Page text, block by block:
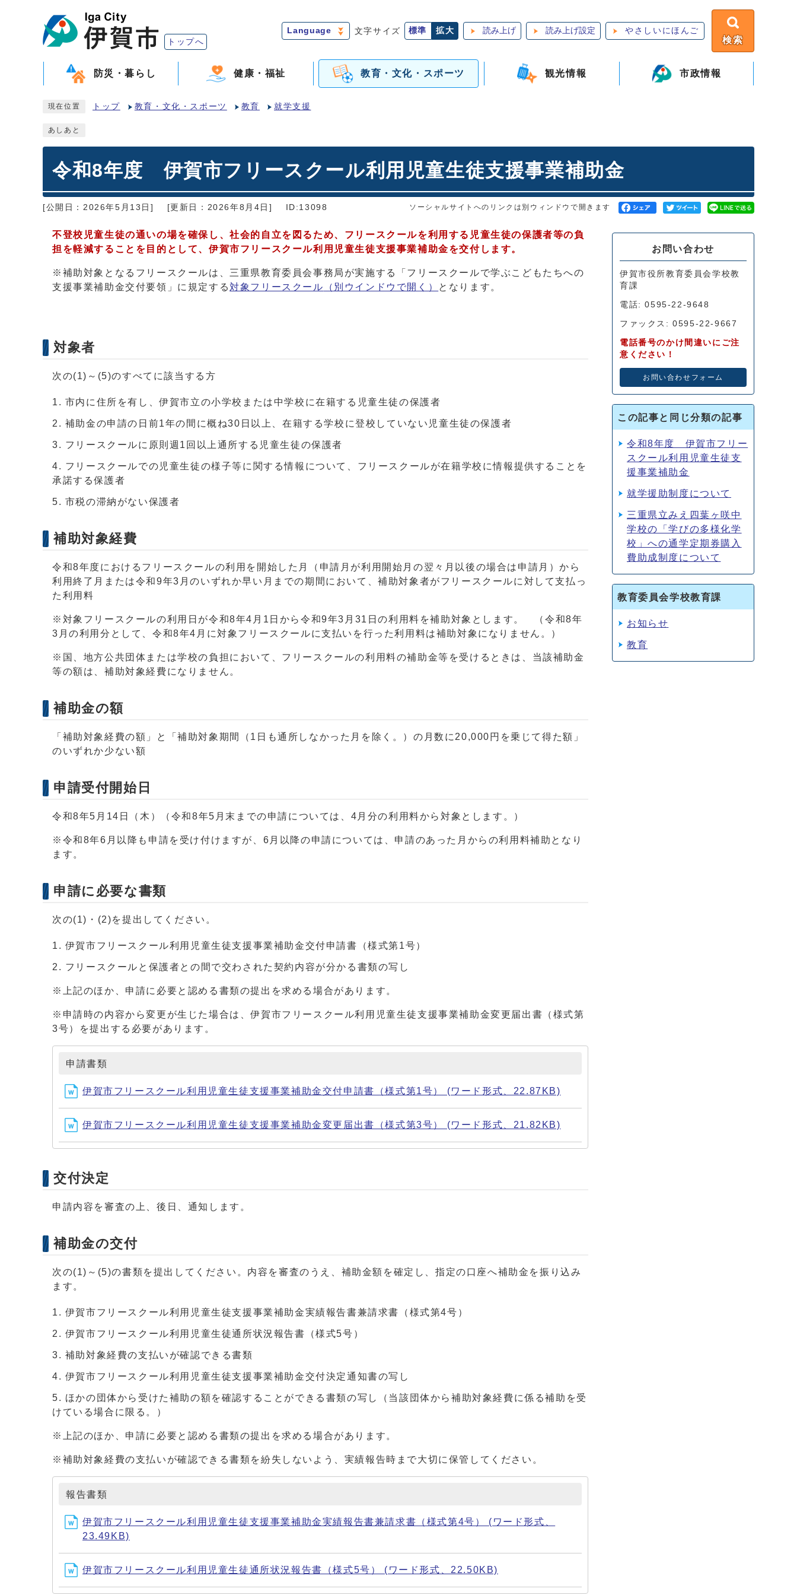
トップへ
Language 文字サイズ 標準 拡大 読み上げ 読み上げ設定 やさしいにほんご
検索
防災・暮らし 健康・福祉 教育・文化・スポーツ 観光情報 市政情報
現在位置 トップ 教育・文化・スポーツ 教育 就学支援
あしあと
令和8年度 伊賀市フリースクール利用児童生徒支援事業補助金
[公開日：2026年5月13日] [更新日：2026年8月4日] ID:13098 ソーシャルサイトへのリンクは別ウィンドウで開きます
不登校児童生徒の通いの場を確保し、社会的自立を図るため、 フリースクールを利用する児童生徒の保護者等の負
担を軽減することを目的として、伊賀市フリースクール利用児童生徒支援事業補助金を交付します。
※補助対象となるフリースクールは、三重県教育委員会事務局が実施する「フリースクールで学ぶこどもたちへの
支援事業補助金交付要領」に規定する 対象フリースクール （別ウインドウで開く） となります。
対象者
次の(1)～(5)のすべてに該当する方
市内に住所を有し、伊賀市立の小学校または中学校に在籍する児童生徒の保護者
補助金の申請の日前1年の間に概ね30日以上、在籍する学校に登校していない児童生徒の保護者
フリースクールに原則週1回以上通所する児童生徒の保護者
フリースクールでの児童生徒の様子等に関する情報について、フリースクールが在籍学校に情報提供することを
承諾する保護者
市税の滞納がない保護者
補助対象経費
令和8年度におけるフリースクールの利用を開始した月（申請月が利用開始月の翌々月以後の場合は申請月）から
利用終了月または令和9年3月のいずれか早い月までの期間において、補助対象者がフリースクールに対して支払っ
た利用料
※対象フリースクールの利用日が令和8年4月1日から令和9年3月31日の利用料を補助対象とします。 （令和8年
3月の利用分として、令和8年4月に対象フリースクールに支払いを行った利用料は補助対象になりません。）
※国、地方公共団体または学校の負担において、フリースクールの利用料の補助金等を受けるときは、当該補助金
等の額は、補助対象経費になりません。
補助金の額
「補助対象経費の額」と「補助対象期間（1日も通所しなかった月を除く。）の月数に20,000円を乗じて得た額」
のいずれか少ない額
申請受付開始日
令和8年5月14日（木）（令和8年5月末までの申請については、4月分の利用料から対象とします。）
※令和8年6月以降も申請を受け付けますが、6月以降の申請については、申請のあった月からの利用料補助となり
ます。
申請に必要な書類
次の(1)・(2)を提出してください。
伊賀市フリースクール利用児童生徒支援事業補助金交付申請書（様式第1号）
フリースクールと保護者との間で交わされた契約内容が分かる書類の写し
※上記のほか、申請に必要と認める書類の提出を求める場合があります。
※申請時の内容から変更が生じた場合は、伊賀市フリースクール利用児童生徒支援事業補助金変更届出書（様式第
3号）を提出する必要があります。
申請書類
伊賀市フリースクール利用児童生徒支援事業補助金交付申請書（様式第1号） (ワード形式、22.87KB)
伊賀市フリースクール利用児童生徒支援事業補助金変更届出書（様式第3号） (ワード形式、21.82KB)
交付決定
申請内容を審査の上、後日、通知します。
補助金の交付
次の(1)～(5)の書類を提出してください。内容を審査のうえ、補助金額を確定し、指定の口座へ補助金を振り込み
ます。
伊賀市フリースクール利用児童生徒支援事業補助金実績報告書兼請求書（様式第4号）
伊賀市フリースクール利用児童生徒通所状況報告書（様式5号）
補助対象経費の支払いが確認できる書類
伊賀市フリースクール利用児童生徒支援事業補助金交付決定通知書の写し
ほかの団体から受けた補助の額を確認することができる書類の写し（当該団体から補助対象経費に係る補助を受
けている場合に限る。）
※上記のほか、申請に必要と認める書類の提出を求める場合があります。
※補助対象経費の支払いが確認できる書類を紛失しないよう、実績報告時まで大切に保管してください。
報告書類
伊賀市フリースクール利用児童生徒支援事業補助金実績報告書兼請求書（様式第4号） (ワード形式、
23.49KB)
伊賀市フリースクール利用児童生徒通所状況報告書（様式5号） (ワード形式、22.50KB)
お問い合わせ
伊賀市役所教育委員会学校教
育課
電話: 0595-22-9648
ファックス: 0595-22-9667
電話番号のかけ間違いにご注
意ください！
お問い合わせフォーム
この記事と同じ分類の記事
令和8年度 伊賀市フリー
スクール利用児童生徒支
援事業補助金
就学援助制度について
三重県立みえ四葉ヶ咲中
学校の「学びの多様化学
校」への通学定期券購入
費助成制度について
教育委員会学校教育課
お知らせ
教育